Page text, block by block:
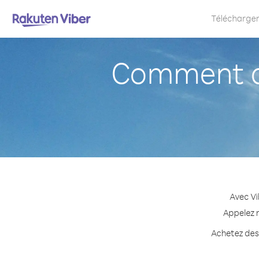
Télécharger
Comment
Avec
Appelez
Achetez